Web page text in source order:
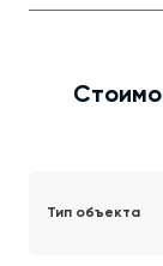
Тип объекта